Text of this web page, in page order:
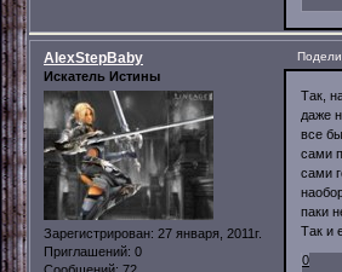
AlexStepBaby
Искатель Истины
Зарегистрирован: 27 января, 2011г.
Приглашений: 0
Так,
даже
все
сами
сами
паки
Так и
0